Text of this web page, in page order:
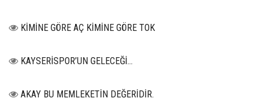
KİMİNE GÖRE AÇ KİMİNE GÖRE TOK
KAYSERİSPOR’UN GELECEĞİ…
AKAY BU MEMLEKETİN DEĞERİDİR.